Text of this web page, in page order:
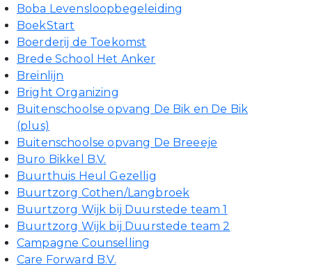
Boba Levensloopbegeleiding
BoekStart
Boerderij de Toekomst
Brede School Het Anker
Breinlijn
Bright Organizing
Buitenschoolse opvang De Bik en De Bik
(plus)
Buitenschoolse opvang De Breeeje
Buro Bikkel B.V.
Buurthuis Heul Gezellig
Buurtzorg Cothen/Langbroek
Buurtzorg Wijk bij Duurstede team 1
Buurtzorg Wijk bij Duurstede team 2
Campagne Counselling
Care Forward B.V.